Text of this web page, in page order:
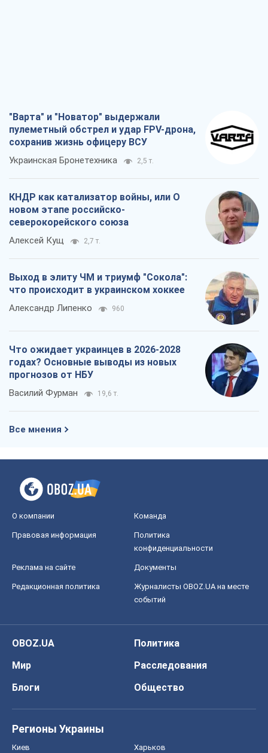
"Варта" и "Новатор" выдержали
пулеметный обстрел и удар FPV-дрона,
сохранив жизнь офицеру ВСУ
Украинская Бронетехника 2,5 т.
КНДР как катализатор войны, или О
новом этапе российско-
северокорейского союза
Алексей Кущ 2,7 т.
Выход в элиту ЧМ и триумф "Сокола":
что происходит в украинском хоккее
Александр Липенко 960
Что ожидает украинцев в 2026-2028
годах? Основные выводы из новых
прогнозов от НБУ
Василий Фурман 19,6 т.
Все мнения
О компании Команда
Правовая информация
Политика
конфиденциальности
Реклама на сайте Документы
Редакционная политика
Журналисты OBOZ.UA на месте
событий
OBOZ.UA
Политика
Мир
Расследования
Блоги
Общество
Регионы Украины
Киев Харьков